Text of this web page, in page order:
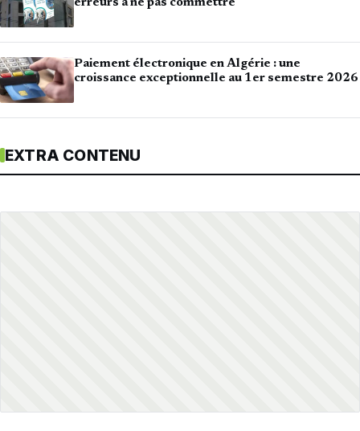
erreurs à ne pas commettre
Paiement électronique en Algérie : une
croissance exceptionnelle au 1er semestre 2026
EXTRA CONTENU